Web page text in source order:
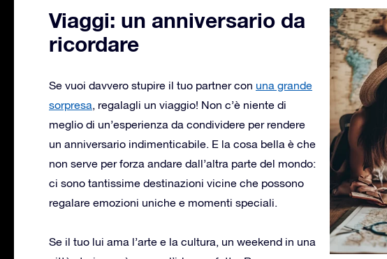
Viaggi: un anniversario da
ricordare
Se vuoi davvero stupire il tuo partner con una grande
sorpresa, regalagli un viaggio! Non c’è niente di
meglio di un’esperienza da condividere per rendere
un anniversario indimenticabile. E la cosa bella è che
non serve per forza andare dall’altra parte del mondo:
ci sono tantissime destinazioni vicine che possono
regalare emozioni uniche e momenti speciali.
Se il tuo lui ama l’arte e la cultura, un weekend in una